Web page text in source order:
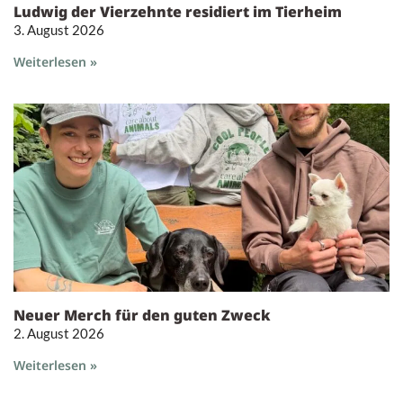
Ludwig der Vierzehnte residiert im Tierheim
3. August 2026
Weiterlesen »
Neuer Merch für den guten Zweck
2. August 2026
Weiterlesen »